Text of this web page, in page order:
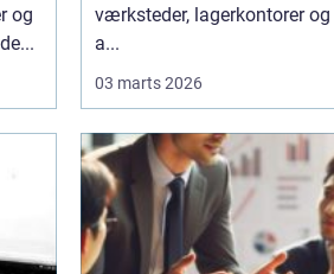
og
værksteder, lagerkontorer
a...
03 marts 2026